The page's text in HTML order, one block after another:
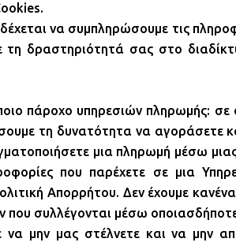
να συμπληρώσουμε τις
τη δραστηριότητά σας στο
πάροχο υπηρεσιών πληρωμής: σε
τη δυνατότητα να αγοράσετε
μια πληρωμή μέσω
που παρέχετε σε μια
Απορρήτου. Δεν έχουμε
συλλέγονται μέσω
να μην μας στέλνετε και να μην